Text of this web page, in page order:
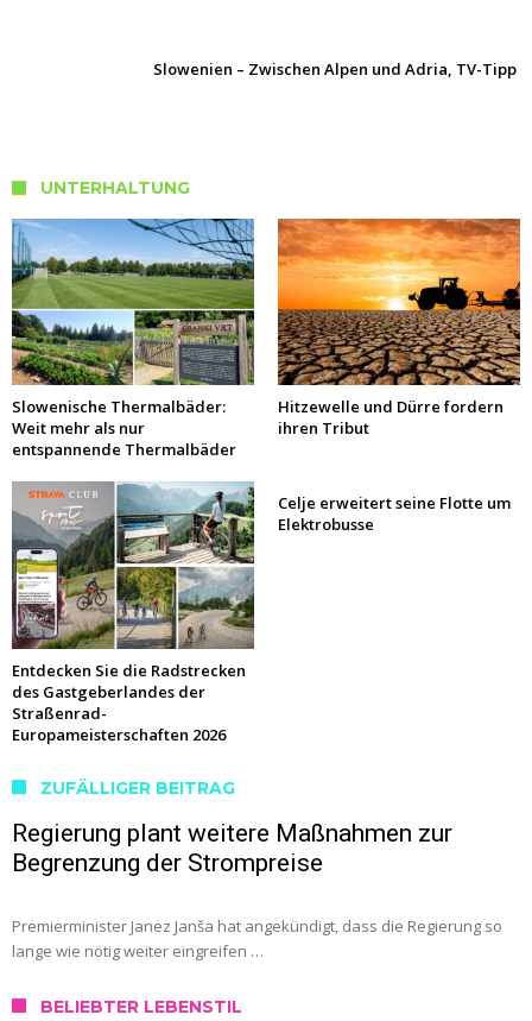
Slowenien – Zwischen Alpen und Adria, TV-Tipp
UNTERHALTUNG
Slowenische Thermalbäder:
Weit mehr als nur
entspannende Thermalbäder
Hitzewelle und Dürre fordern
ihren Tribut
Entdecken Sie die Radstrecken
des Gastgeberlandes der
Straßenrad-
Europameisterschaften 2026
Celje erweitert seine Flotte um
Elektrobusse
ZUFÄLLIGER BEITRAG
Regierung plant weitere Maßnahmen zur
Begrenzung der Strompreise
Premierminister Janez Janša hat angekündigt, dass die Regierung so
lange wie nötig weiter eingreifen …
BELIEBTER LEBENSTIL